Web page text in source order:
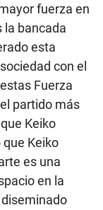
fuerza en
la bancada
esta
con el
Fuerza
partido más
Keiko
que Keiko
es una
en la